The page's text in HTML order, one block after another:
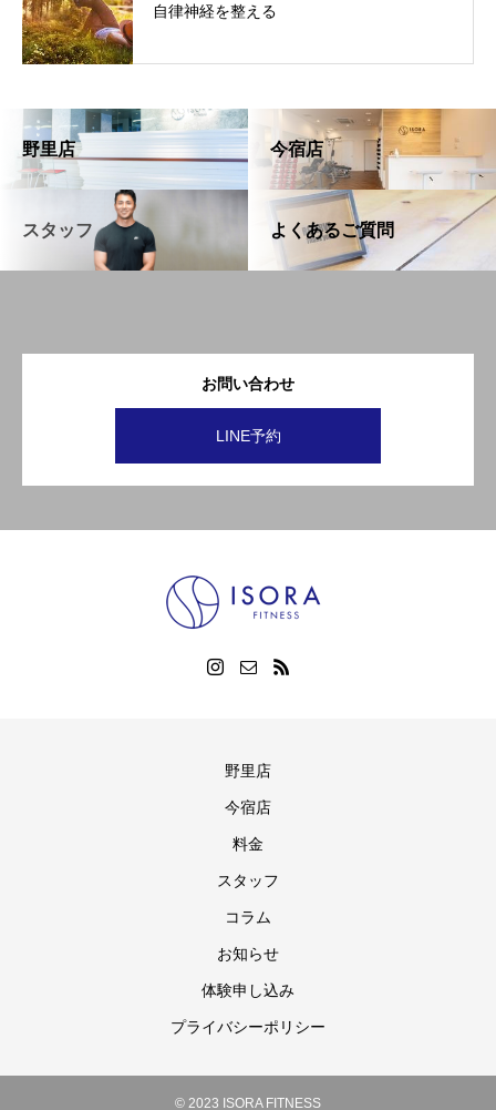
自律神経を整える
野里店 今宿店
スタッフ よくあるご質問
お問い合わせ
LINE予約
野里店
今宿店
料金
スタッフ
コラム
お知らせ
体験申し込み
プライバシーポリシー
© 2023 ISORA FITNESS